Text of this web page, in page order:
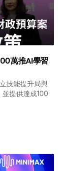
萬推AI學習
技能提升局與
提供達成100